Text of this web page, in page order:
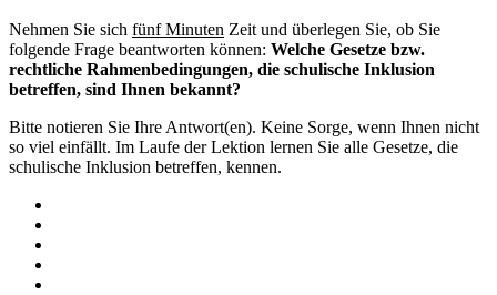
Nehmen Sie sich fünf Minuten Zeit und überlegen Sie, ob Sie
folgende Frage beantworten können: Welche Gesetze bzw.
rechtliche Rahmenbedingungen, die schulische Inklusion
betreffen, sind Ihnen bekannt?
Bitte notieren Sie Ihre Antwort(en). Keine Sorge, wenn Ihnen nicht
so viel einfällt. Im Laufe der Lektion lernen Sie alle Gesetze, die
schulische Inklusion betreffen, kennen.